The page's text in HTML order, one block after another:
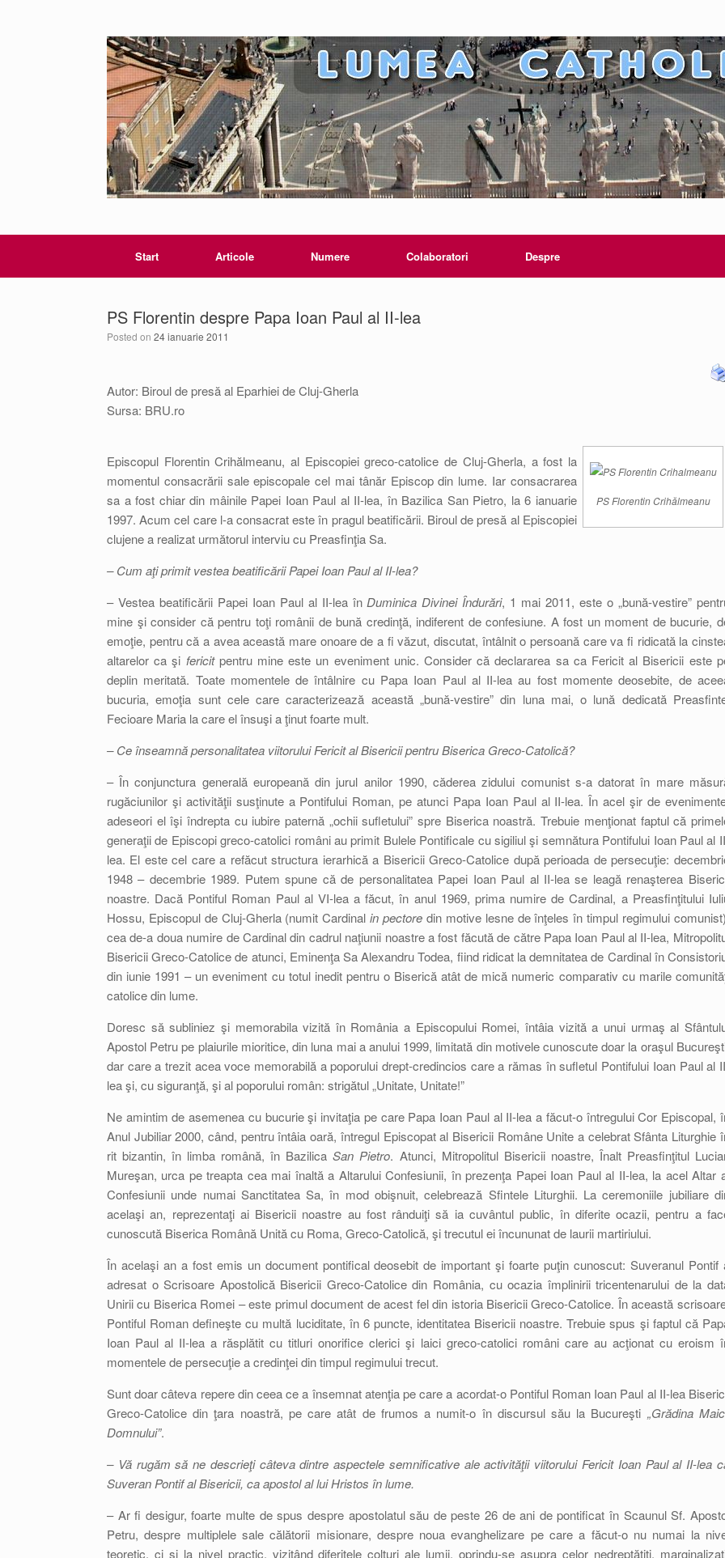
Start Articole Numere Colaboratori Despre
PS Florentin despre Papa Ioan Paul al II-lea
Posted on 24 ianuarie 2011
Autor: Biroul de presă al Eparhiei de Cluj-Gherla
Sursa: BRU.ro
PS Florentin Crihălmeanu
Episcopul Florentin Crihălmeanu, al Episcopiei greco-catolice de Cluj-Gherla, a fost la
momentul consacrării sale episcopale cel mai tânăr Episcop din lume. Iar consacrarea
sa a fost chiar din mâinile Papei Ioan Paul al II-lea, în Bazilica San Pietro, la 6 ianuarie
1997. Acum cel care l-a consacrat este în pragul beatificării. Biroul de presă al Episcopiei
clujene a realizat următorul interviu cu Preasfinţia Sa.
– Cum aţi primit vestea beatificării Papei Ioan Paul al II-lea?
– Vestea beatificării Papei Ioan Paul al II-lea în Duminica Divinei Îndurări, 1 mai 2011, este o „bună-vestire”
mine şi consider că pentru toţi românii de bună credinţă, indiferent de confesiune. A fost un moment de bucurie,
emoţie, pentru că a avea această mare onoare de a fi văzut, discutat, întâlnit o persoană care va fi ridicată la
altarelor ca şi fericitpentru mine este un eveniment unic. Consider că declararea sa ca Fericit al Bisericii este
deplin meritată. Toate momentele de întâlnire cu Papa Ioan Paul al II-lea au fost momente deosebite, de
bucuria, emoţia sunt cele care caracterizează această „bună-vestire” din luna mai, o lună dedicată
Fecioare Maria la care el însuşi a ţinut foarte mult.
– Ce înseamnă personalitatea viitorului Fericit al Bisericii pentru Biserica Greco-Catolică?
– În conjunctura generală europeană din jurul anilor 1990, căderea zidului comunist s-a datorat în mare
rugăciunilor şi activităţii susţinute a Pontifului Roman, pe atunci Papa Ioan Paul al II-lea. În acel şir de
adeseori el îşi îndrepta cu iubire paternă „ochii sufletului” spre Biserica noastră. Trebuie menţionat faptul că
generaţii de Episcopi greco-catolici români au primit Bulele Pontificale cu sigiliul şi semnătura Pontifului Ioan Paul al
lea. El este cel care a refăcut structura ierarhică a Bisericii Greco-Catolice după perioada de persecuţie:
1948 – decembrie 1989. Putem spune că de personalitatea Papei Ioan Paul al II-lea se leagă renaşterea
noastre. Dacă Pontiful Roman Paul al VI-lea a făcut, în anul 1969, prima numire de Cardinal, a Preasfinţitului
Hossu, Episcopul de Cluj-Gherla (numit Cardinalin pectore din motive lesne de înţeles în timpul regimului
cea de-a doua numire de Cardinal din cadrul naţiunii noastre a fost făcută de către Papa Ioan Paul al II-lea,
Bisericii Greco-Catolice de atunci, Eminenţa Sa Alexandru Todea, fiind ridicat la demnitatea de Cardinal în
din iunie 1991 – un eveniment cu totul inedit pentru o Biserică atât de mică numeric comparativ cu marile
catolice din lume.
Doresc să subliniez şi memorabila vizită în România a Episcopului Romei, întâia vizită a unui urmaş al
Apostol Petru pe plaiurile mioritice, din luna mai a anului 1999, limitată din motivele cunoscute doar la oraşul
dar care a trezit acea voce memorabilă a poporului drept-credincios care a rămas în sufletul Pontifului Ioan Paul al
lea şi, cu siguranţă, şi al poporului român: strigătul „Unitate, Unitate!”
Ne amintim de asemenea cu bucurie şi invitaţia pe care Papa Ioan Paul al II-lea a făcut-o întregului Cor Episcopal,
Anul Jubiliar 2000, când, pentru întâia oară, întregul Episcopat al Bisericii Române Unite a celebrat Sfânta Liturghie
rit bizantin, în limba română, în BazilicaSan Pietro. Atunci, Mitropolitul Bisericii noastre, Înalt Preasfinţitul
Mureşan, urca pe treapta cea mai înaltă a Altarului Confesiunii, în prezenţa Papei Ioan Paul al II-lea, la acel Altar
Confesiunii unde numai Sanctitatea Sa, în mod obişnuit, celebrează Sfintele Liturghii. La ceremoniile jubiliare
acelaşi an, reprezentaţi ai Bisericii noastre au fost rânduiţi să ia cuvântul public, în diferite ocazii, pentru a
cunoscută Biserica Română Unită cu Roma, Greco-Catolică, şi trecutul ei încununat de laurii martiriului.
În acelaşi an a fost emis un document pontifical deosebit de important şi foarte puţin cunoscut: Suveranul Pontif
adresat o Scrisoare Apostolică Bisericii Greco-Catolice din România, cu ocazia împlinirii tricentenarului de la
Unirii cu Biserica Romei – este primul document de acest fel din istoria Bisericii Greco-Catolice. În această
Pontiful Roman defineşte cu multă luciditate, în 6 puncte, identitatea Bisericii noastre. Trebuie spus şi faptul că
Ioan Paul al II-lea a răsplătit cu titluri onorifice clerici şi laici greco-catolici români care au acţionat cu eroism
momentele de persecuţie a credinţei din timpul regimului trecut.
Sunt doar câteva repere din ceea ce a însemnat atenţia pe care a acordat-o Pontiful Roman Ioan Paul al II-lea
Greco-Catolice din ţara noastră, pe care atât de frumos a numit-o în discursul său la Bucureşti „Grădina
Domnului”.
– Vă rugăm să ne descrieţi câteva dintre aspectele semnificative ale activităţii viitorului Fericit Ioan Paul al II-lea
Suveran Pontif al Bisericii, ca apostol al lui Hristos în lume.
– Ar fi desigur, foarte multe de spus despre apostolatul său de peste 26 de ani de pontificat în Scaunul Sf.
Petru, despre multiplele sale călătorii misionare, despre noua evanghelizare pe care a făcut-o nu numai la
teoretic, ci şi la nivel practic, vizitând diferitele colţuri ale lumii, oprindu-se asupra celor nedreptăţiţi,